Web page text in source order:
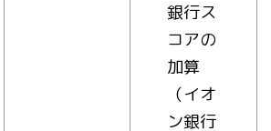
銀行ス
コアの
加算
（イオ
ン銀行